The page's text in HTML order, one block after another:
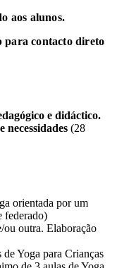
aos alunos.
para contacto direto
e didáctico.
necessidades (28
orientada por um
federado)
outra. Elaboração
Yoga para Crianças